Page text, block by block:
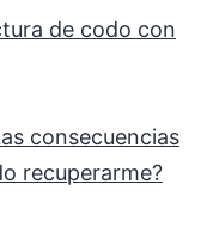
de codo con
consecuencias
recuperarme?